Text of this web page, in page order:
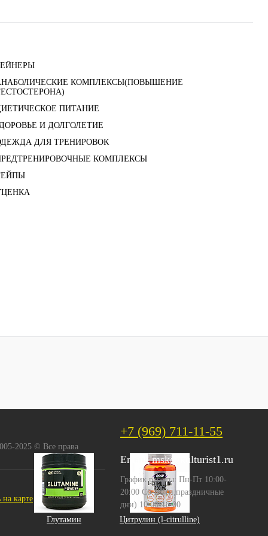
Глутамин
Цитрулин (l-citrulline)
КОМПЛЕКСЫ(ПОВЫШЕНИЕ
ПИТАНИЕ
И ДОЛГОЛЕТИЕ
ДЛЯ ТРЕНИРОВОК
КОМПЛЕКСЫ
2025 © Все права
на карте
+7 (969) 711-11-55
Email:msk@kulturist1.ru
График работы: Пн-Пт 10:00-
20:00 Сб-Вс (и праздничные
дни) 10:00-18:00